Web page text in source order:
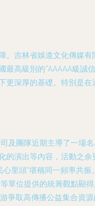
吉林省娛道文化傳媒
高級別的“AAAAA級誠
深厚的基礎。特別是在
團隊近期主導了一場
演出等內容，活動之
里頭”堪稱同一頻率共
位提供的統籌觀點顯
取高傳播公益集合資